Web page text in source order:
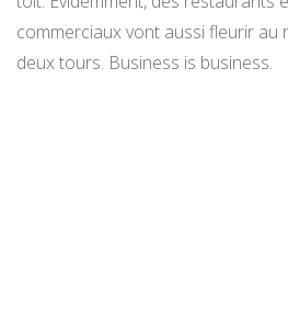
commerciaux vont aussi fleurir au
deux tours. Business is business.